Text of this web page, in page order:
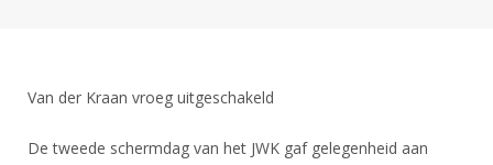
Reglementen
Wat is topsport
Informatie
Voor de jeugd
Forums
Van der Kraan vroeg uitgeschakeld
De tweede schermdag van het JWK gaf gelegenheid aan